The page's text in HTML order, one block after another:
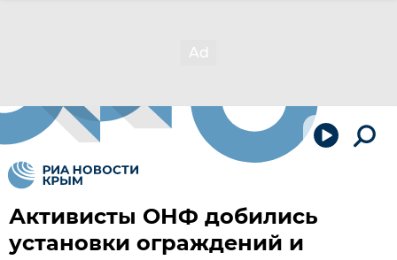
Активисты ОНФ добились
установки ограждений и